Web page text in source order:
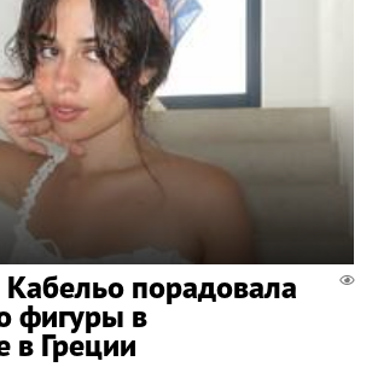
порадовала
фигуры в
в Греции